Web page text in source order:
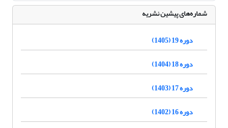
شماره‌های پیشین نشریه
دوره 19 (1405)
دوره 18 (1404)
دوره 17 (1403)
دوره 16 (1402)